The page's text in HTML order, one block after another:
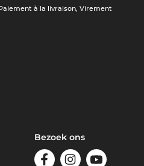
à la livraison, Virement
Bezoek ons